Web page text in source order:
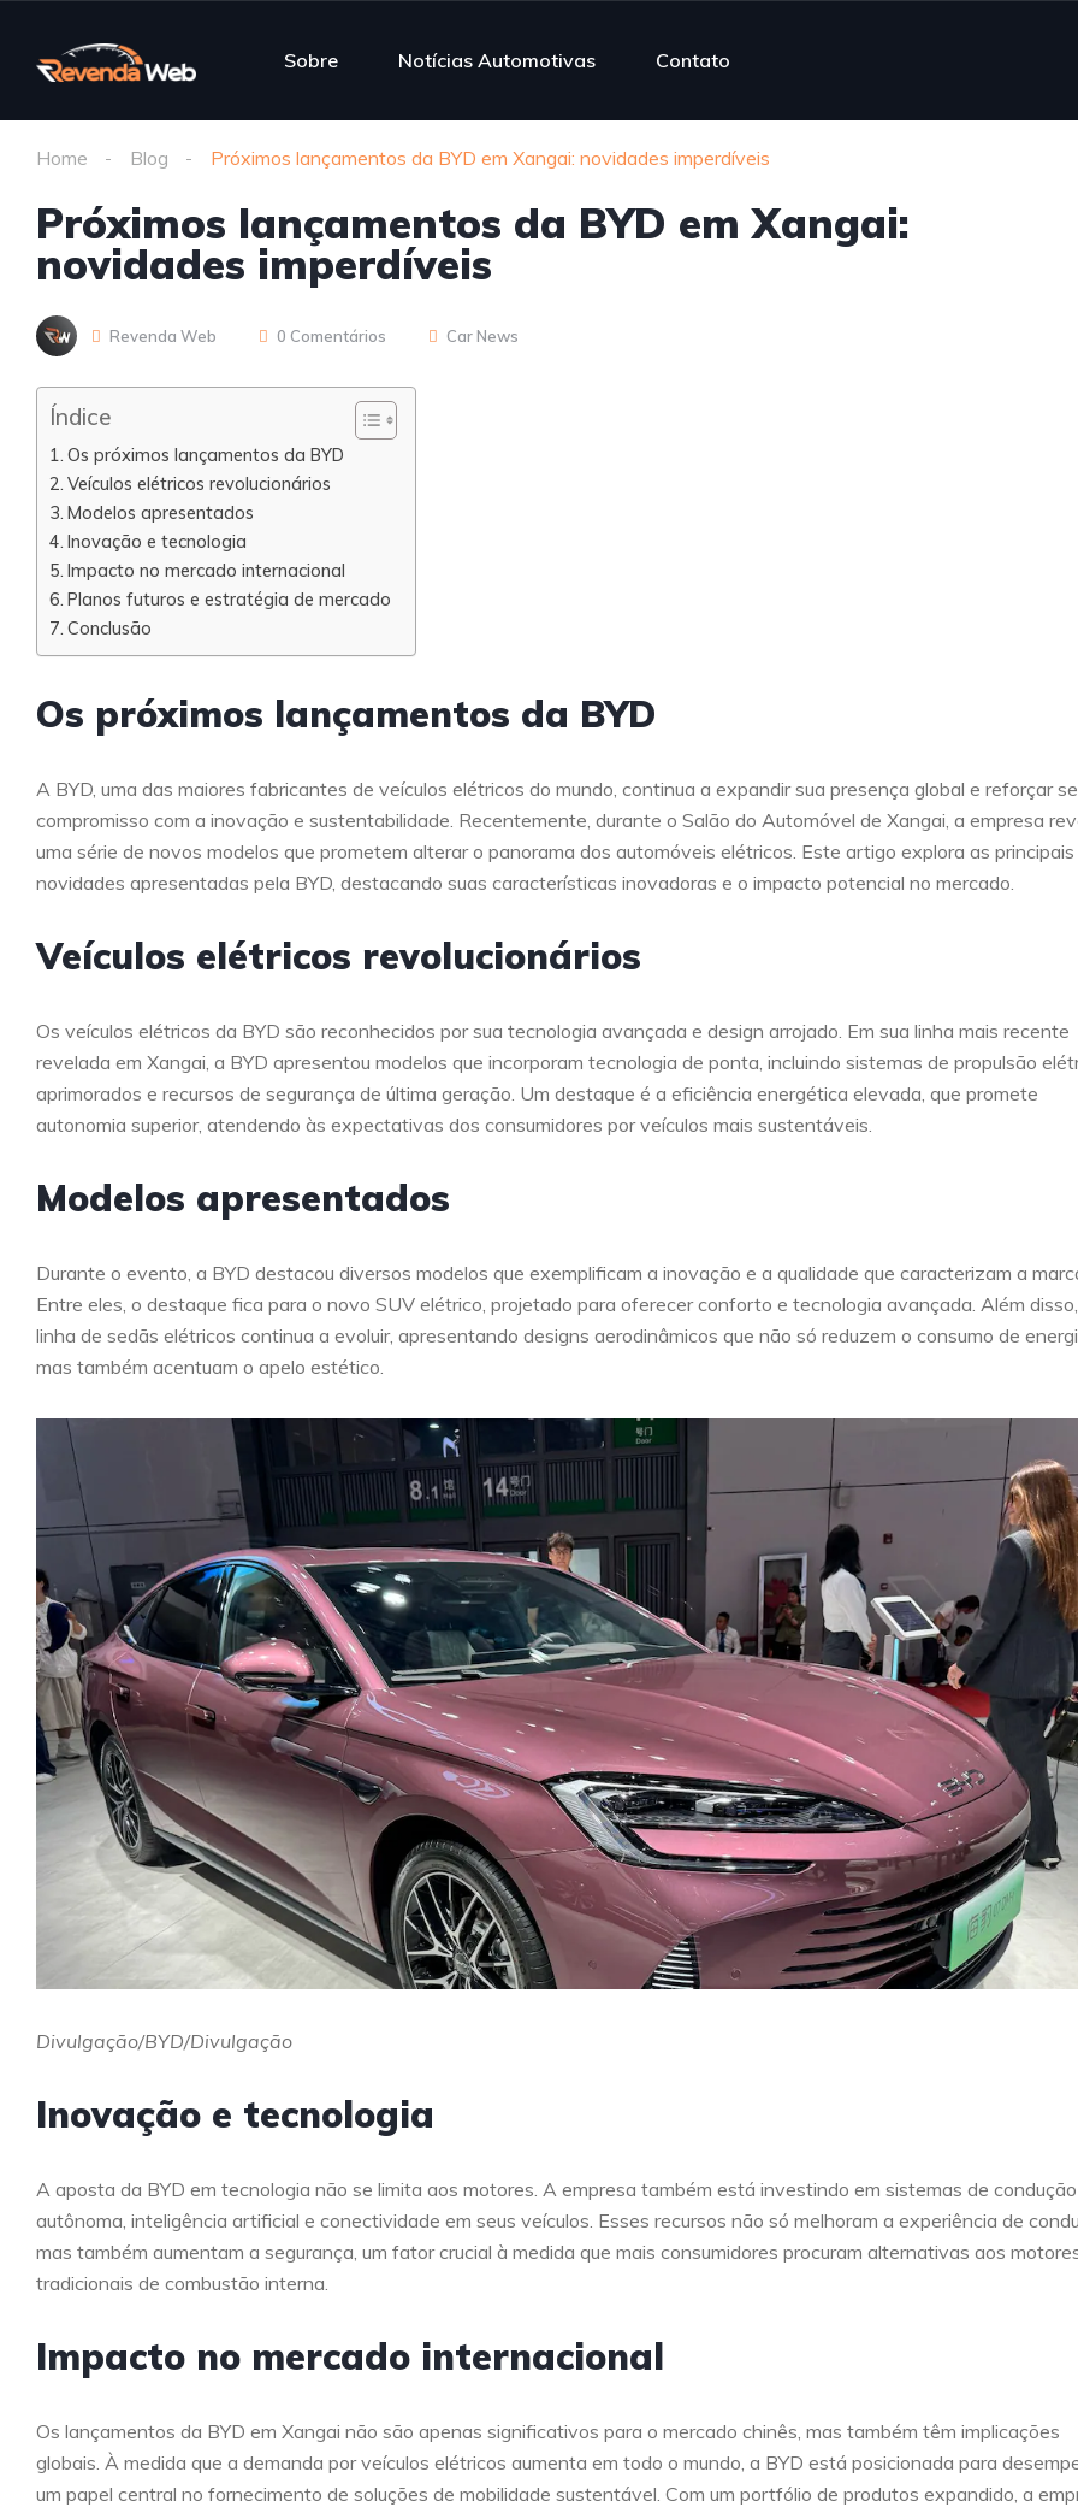
Sobre Notícias Automotivas Contato
Home Blog Próximos lançamentos da BYD em Xangai: novidades imperdíveis
Próximos lançamentos da BYD em Xangai:
novidades imperdíveis
Revenda Web 0 Comentários Car News
Índice
Os próximos lançamentos da BYD
Veículos elétricos revolucionários
Modelos apresentados
Inovação e tecnologia
Impacto no mercado internacional
Planos futuros e estratégia de mercado
Conclusão
Os próximos lançamentos da BYD
A BYD, uma das maiores fabricantes de veículos elétricos do mundo, continua a expandir sua presença global e reforçar
compromisso com a inovação e sustentabilidade. Recentemente, durante o Salão do Automóvel de Xangai, a empresa
uma série de novos modelos que prometem alterar o panorama dos automóveis elétricos. Este artigo explora as principais
novidades apresentadas pela BYD, destacando suas características inovadoras e o impacto potencial no mercado.
Veículos elétricos revolucionários
Os veículos elétricos da BYD são reconhecidos por sua tecnologia avançada e design arrojado. Em sua linha mais recente
revelada em Xangai, a BYD apresentou modelos que incorporam tecnologia de ponta, incluindo sistemas de propulsão
aprimorados e recursos de segurança de última geração. Um destaque é a eficiência energética elevada, que promete
autonomia superior, atendendo às expectativas dos consumidores por veículos mais sustentáveis.
Modelos apresentados
Durante o evento, a BYD destacou diversos modelos que exemplificam a inovação e a qualidade que caracterizam a
Entre eles, o destaque fica para o novo SUV elétrico, projetado para oferecer conforto e tecnologia avançada. Além
linha de sedãs elétricos continua a evoluir, apresentando designs aerodinâmicos que não só reduzem o consumo de
mas também acentuam o apelo estético.
Divulgação/BYD/Divulgação
Inovação e tecnologia
A aposta da BYD em tecnologia não se limita aos motores. A empresa também está investindo em sistemas de condução
autônoma, inteligência artificial e conectividade em seus veículos. Esses recursos não só melhoram a experiência de
mas também aumentam a segurança, um fator crucial à medida que mais consumidores procuram alternativas aos
tradicionais de combustão interna.
Impacto no mercado internacional
Os lançamentos da BYD em Xangai não são apenas significativos para o mercado chinês, mas também têm implicações
globais. À medida que a demanda por veículos elétricos aumenta em todo o mundo, a BYD está posicionada para
um papel central no fornecimento de soluções de mobilidade sustentável. Com um portfólio de produtos expandido, a